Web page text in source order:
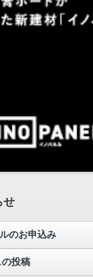
せ
のお申込み
投稿